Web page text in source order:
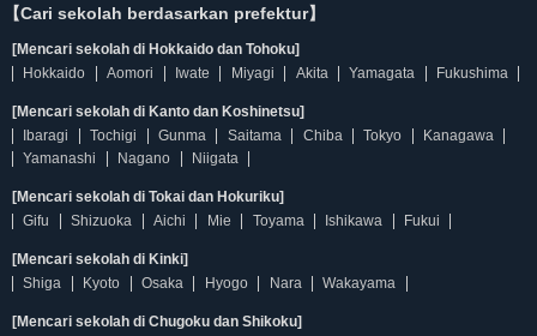
【Cari sekolah berdasarkan prefektur】
[Mencari sekolah di Hokkaido dan Tohoku]
Hokkaido
Aomori Iwate Miyagi Akita Yamagata Fukushima
[Mencari sekolah di Kanto dan Koshinetsu]
Ibaragi
Tochigi Gunma Saitama Chiba Tokyo
Kanagawa
Yamanashi
Nagano Niigata
[Mencari sekolah di Tokai dan Hokuriku]
Gifu
Shizuoka Aichi Mie Toyama Ishikawa Fukui
[Mencari sekolah di Kinki]
Shiga
Kyoto Osaka Hyogo Nara Wakayama
[Mencari sekolah di Chugoku dan Shikoku]